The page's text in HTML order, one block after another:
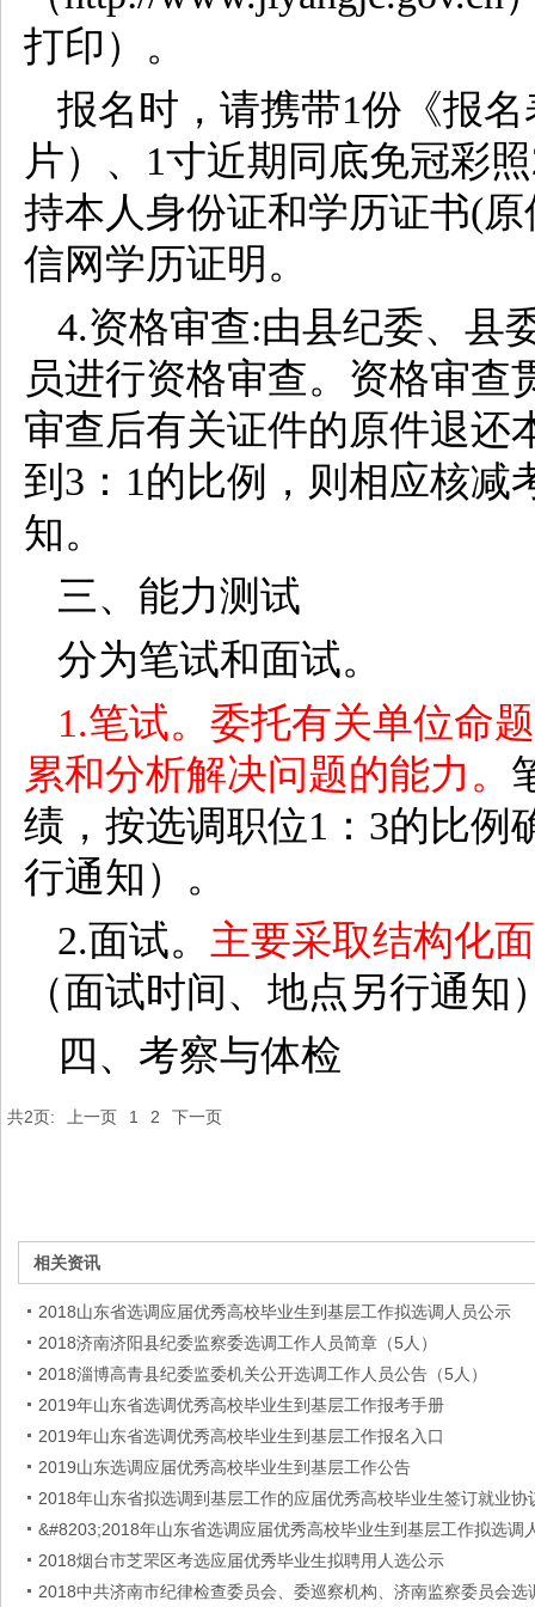
打印）。
报名时，请携带1份《报
片）、1寸近期同底免冠彩
持本人身份证和学历证书(
信网学历证明。
4.资格审查:由县纪委、县
员进行资格审查。资格审查
审查后有关证件的原件退还
到3：1的比例，则相应核减
知。
三、能力测试
分为笔试和面试。
1.笔试。委托有关单位命
累和分析解决问题的能力。
绩，按选调职位1：3的比例
行通知）。
2.面试。 主要采取结构化
（面试时间、地点另行通知
四、考察与体检
共2页: 上一页 1 2 下一页
相关资讯
2018山东省选调应届优秀高校毕业生到基层工作拟选调人员公示
2018济南济阳县纪委监察委选调工作人员简章（5人）
2018淄博高青县纪委监委机关公开选调工作人员公告（5人）
2019年山东省选调优秀高校毕业生到基层工作报考手册
2019年山东省选调优秀高校毕业生到基层工作报名入口
2019山东选调应届优秀高校毕业生到基层工作公告
2018年山东省拟选调到基层工作的应届优秀高校毕业生签订就业协
&#8203;2018年山东省选调应届优秀高校毕业生到基层工作拟选调
2018烟台市芝罘区考选应届优秀毕业生拟聘用人选公示
2018中共济南市纪律检查委员会、委巡察机构、济南监察委员会选